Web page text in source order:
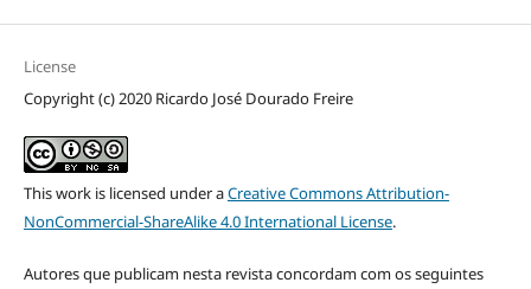
License
Copyright (c) 2020 Ricardo José Dourado Freire
This work is licensed under aCreative Commons Attribution-
NonCommercial-ShareAlike 4.0 International License.
Autores que publicam nesta revista concordam com os seguintes